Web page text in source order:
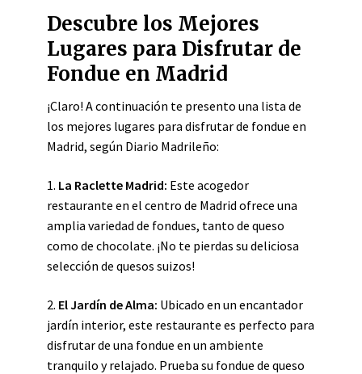
Descubre los Mejores
Lugares para Disfrutar de
Fondue en Madrid
¡Claro! A continuación te presento una lista de
los mejores lugares para disfrutar de fondue en
Madrid, según Diario Madrileño:
1. La Raclette Madrid: Este acogedor
restaurante en el centro de Madrid ofrece una
amplia variedad de fondues, tanto de queso
como de chocolate. ¡No te pierdas su deliciosa
selección de quesos suizos!
2. El Jardín de Alma: Ubicado en un encantador
jardín interior, este restaurante es perfecto para
disfrutar de una fondue en un ambiente
tranquilo y relajado. Prueba su fondue de queso